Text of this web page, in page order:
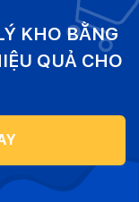
KHO BẰNG
QUẢ CHO